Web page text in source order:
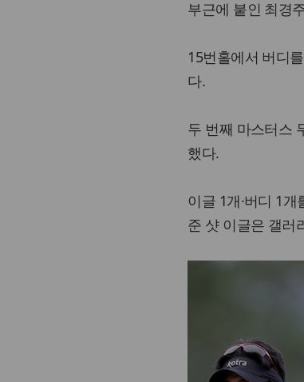
부근에 붙인 최경
15번홀에서 버디
다.
두 번째 마스터스
했다.
이글 1개·버디 1
준 샷 이글은 갤러